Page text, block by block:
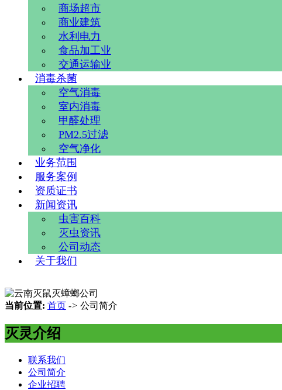
商场超市
商业建筑
水利电力
食品加工业
交通运输业
消毒杀菌
空气消毒
室内消毒
甲醛处理
PM2.5过滤
空气净化
业务范围
服务案例
资质证书
新闻资讯
虫害百科
灭虫资讯
公司动态
关于我们
当前位置: 首页 -> 公司简介
灭灵介绍
联系我们
公司简介
企业招聘